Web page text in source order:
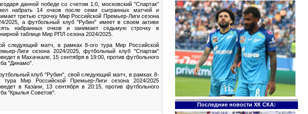
данной победе со счетом 1:0, московский "Спартак"
набрать 14 очков после семи сыгранных матчей и
третью строчку Мир Российской Премьер-Лиги сезона
2025, а футбольный клуб "Рубин" имеет в своем активе
набранных очков и занимает седьмую строчку в
таблице Мир РПЛ сезона 2024/2025.
следующий матч, в рамках 8-ого тура Мир Российской
Лиги сезона 2024/2025, футбольный клуб "Спартак"
в Махачкале, 15 сентября в 19:00, против футбольного
"Динамо".
клуб "Рубин", свой следующий матч, в рамках 8-
тура Мир Российской Премьер-Лиги сезона 2024/2025
в Казани, 13 сентября в 20:15, против футбольного
"Крылья Советов".
Последние новости ХК СКА: